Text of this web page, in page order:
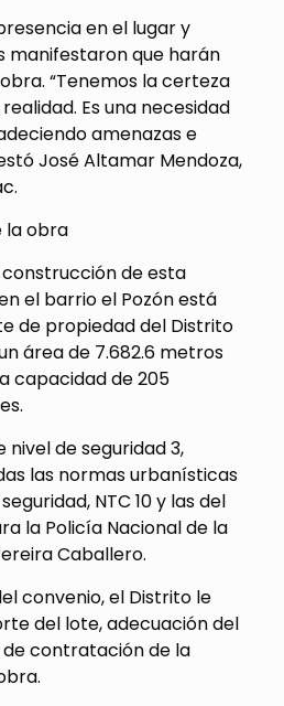
en el lugar y
manifestaron que harán
“Tenemos la certeza
Es una necesidad
amenazas e
José Altamar Mendoza,
la obra
de esta
el barrio el Pozón está
de propiedad del Distrito
área de 7.682.6 metros
capacidad de 205
nivel de seguridad 3,
las normas urbanísticas
NTC 10 y las del
la Policía Nacional de la
Caballero.
convenio, el Distrito le
del lote, adecuación del
contratación de la